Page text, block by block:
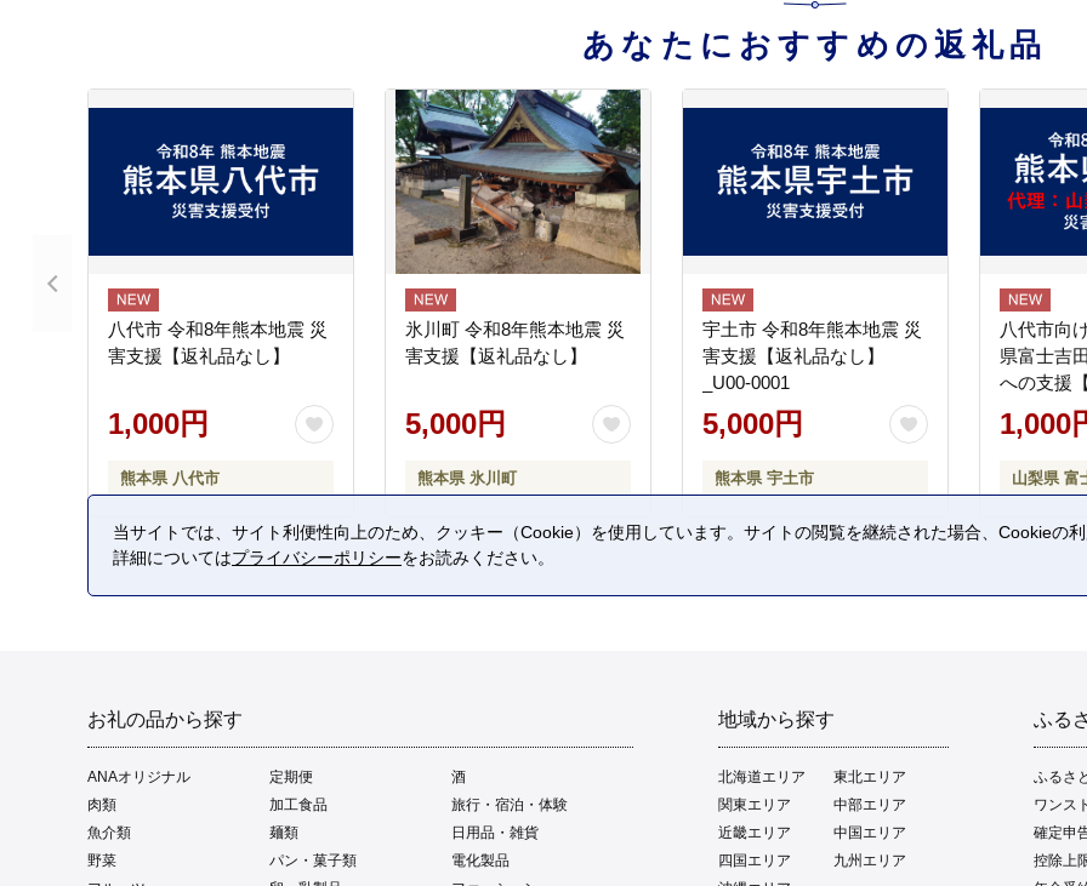
あなたにおすすめの返礼品
八代市 令和8年熊本地震 災
害支援【返礼品なし】
1,000円
熊本県 八代市
氷川町 令和8年熊本地震 災
害支援【返礼品なし】
5,000円
熊本県 氷川町
宇土市 令和8年熊本地震 災
害支援【返礼品なし】
_U00-0001
5,000円
熊本県 宇土市
八代市向
県富士吉
への支援
1,000
山梨県 富
お礼の品から探す
ANAオリジナル 定期便
酒
肉類
加工食品
旅行・宿泊・体験
魚介類
麺類
日用品・雑貨
野菜
パン・菓子類
電化製品
地域から探す
北海道エリア
東北エリア
関東エリア
中部エリア
近畿エリア
中国エリア
四国エリア
九州エリア
ふる
ふるさ
ワンス
確定申
控除上
当サイトでは、サイト利便性向上のため、クッキー（Cookie）を使用しています。サイトの閲覧を継続された場合、Cookieの
詳細についてはプライバシーポリシーをお読みください。